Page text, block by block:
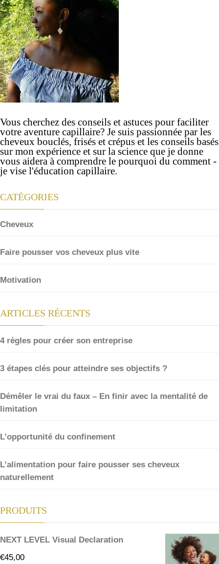
Vous cherchez des conseils et astuces pour faciliter
votre aventure capillaire? Je suis passionnée par les
cheveux bouclés, frisés et crépus et les conseils basés
sur mon expérience et sur la science que je donne
vous aidera à comprendre le pourquoi du comment -
je vise l'éducation capillaire.
CATÉGORIES
Cheveux
Faire pousser vos cheveux plus vite
Motivation
ARTICLES RÉCENTS
4 règles pour créer son entreprise
3 étapes clés pour atteindre ses objectifs ?
Démêler le vrai du faux – En finir avec la mentalité de
limitation
L’opportunité du confinement
L’alimentation pour faire pousser ses cheveux
naturellement
PRODUITS
NEXT LEVEL Visual Declaration
€45,00